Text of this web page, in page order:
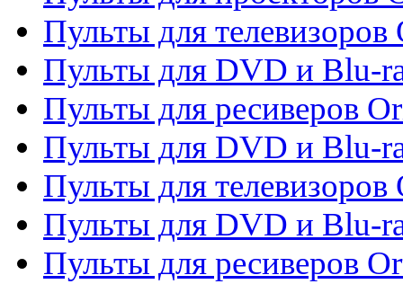
Пульты для телевизоров
Пульты для DVD и Blu-
Пульты для ресиверов
Пульты для DVD и Blu-
Пульты для телевизоров
Пульты для DVD и Blu-
Пульты для ресиверов